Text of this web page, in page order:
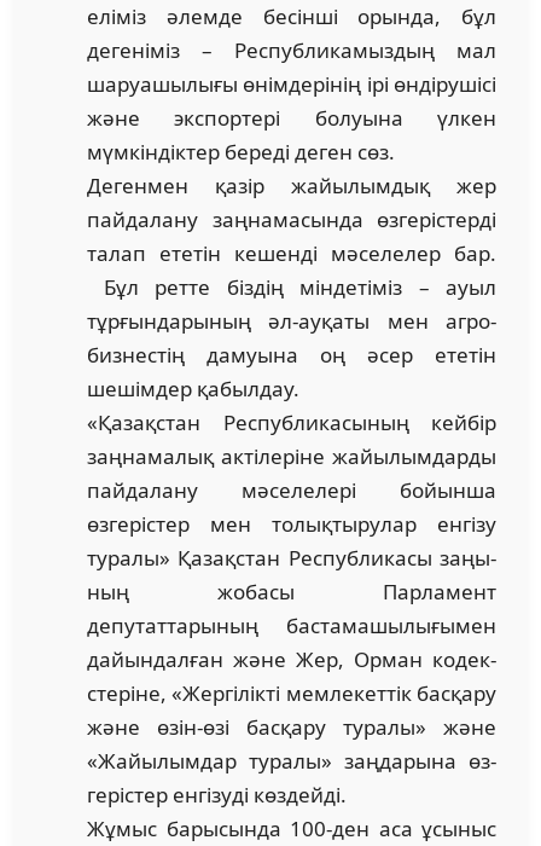
еліміз әлемде бесінші орында, бұл
дегеніміз – Республикамыздың мал
шаруашылығы өнімдерінің ірі өндірушісі
және экспортері болуына үлкен
мүмкіндіктер береді деген сөз.
Дегенмен қазір жайылымдық жер
пайдалану заң­намасында өзгерістерді
талап ететін кешенді мәселелер бар.
Бұл ретте біз­дің міндетіміз – ауыл
тұрғындарының әл-ауқа­ты мен агро­
бизнестің дамуына оң әсер ететін
шешімдер қа­былдау.
«Қазақстан Республикасының кейбір
заңнамалық актілеріне жайы­­лымдарды
пайдалану мәселелері бойынша
өзгерістер мен то­лықтырулар енгізу
туралы» Қазақстан Рес­публикасы заңы­
ның жобасы Парламент
депутаттарының бас­тамашылығымен
дайын­далған және Жер, Орман кодек­
стеріне, «Жергілікті мем­лекеттік басқару
және өзін-өзі бас­қару туралы» және
«Жайылымдар туралы» заңдарына өз­
герістер енгізуді көздейді.
Жұмыс барысында 100-ден аса ұсыныс